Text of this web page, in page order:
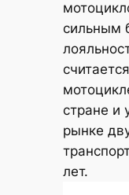
сильным
стране и
рынке
лет.